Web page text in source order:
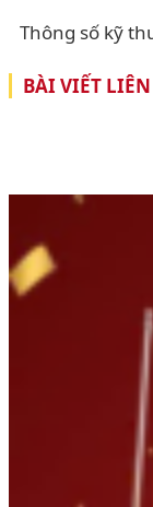
Thông số kỹ
BÀI VIẾT